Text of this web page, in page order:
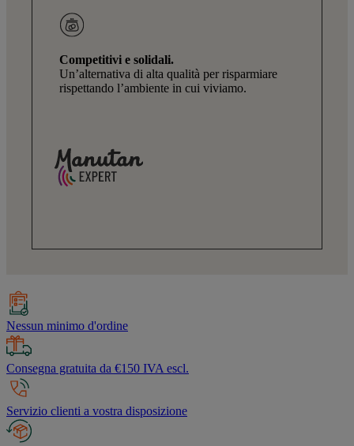
Competitivi e solidali.
Un’alternativa di alta qualità per risparmiare
rispettando l’ambiente in cui viviamo.
Nessun minimo d'ordine
Consegna gratuita da €150 IVA escl.
Servizio clienti a vostra disposizione